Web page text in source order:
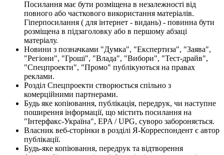
Посилання має бути розміщена в незалежності від
повного або часткового використання матеріалів.
Гіперпосилання ( для інтернет - видань) - повинна бути
розміщена в підзаголовку або в першому абзаці
матеріалу.
Новини з позначками "Думка", "Експертиза", "Заява",
"Регіони", "Гроші", "Влада", "Вибори", "Тест-драйв",
"Спецпроекти", "Промо" публікуються на правах
реклами.
Розділ Спецпроекти створюється спільно з
комерційними партнерами.
Будь яке копіювання, публікація, передрук, чи наступне
поширення інформації, що містить посилання на
"Інтерфакс-Україна", EPA / UPG, суворо забороняється.
Власник веб-сторінки в розділі Я-Корреспондент є автор
публікації.
Будь-яке копіювання, передрук та відтворення